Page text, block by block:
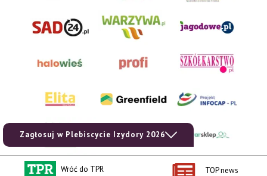
Zagłosuj w Plebiscycie Izydory 2026
Wróć do TPR TOP news